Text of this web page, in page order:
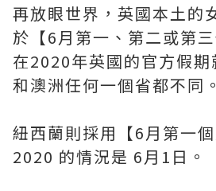
再放眼世界，英國本土的
於【6月第一、第二或第
在2020年英國的官方假期
和澳洲任何一個省都不同。
紐西蘭則採用【6月第一
2020 的情況是 6月1日。